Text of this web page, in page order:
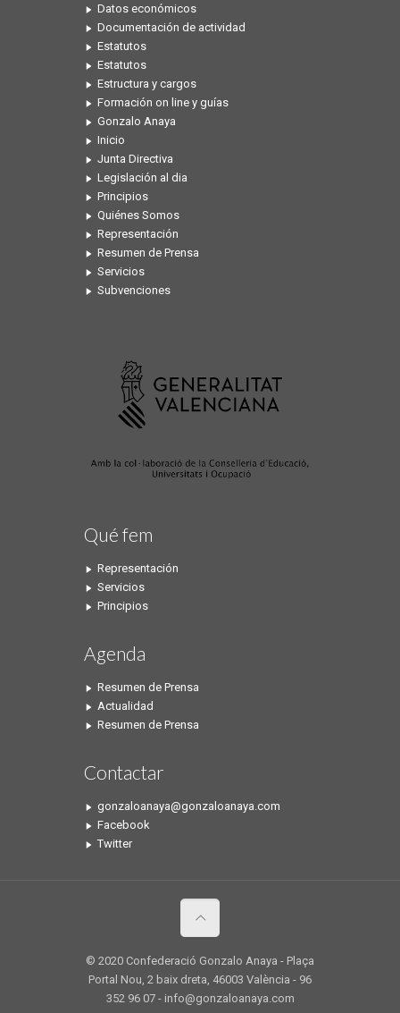
Datos económicos
Documentación de actividad
Estatutos
Estatutos
Estructura y cargos
Formación on line y guías
Gonzalo Anaya
Inicio
Junta Directiva
Legislación al dia
Principios
Quiénes Somos
Representación
Resumen de Prensa
Servicios
Subvenciones
Qué fem
Representación
Servicios
Principios
Agenda
Resumen de Prensa
Actualidad
Resumen de Prensa
Contactar
gonzaloanaya@gonzaloanaya.com
Facebook
Twitter
© 2020 Confederació Gonzalo Anaya - Plaça
Portal Nou, 2 baix dreta, 46003 València - 96
352 96 07 - info@gonzaloanaya.com